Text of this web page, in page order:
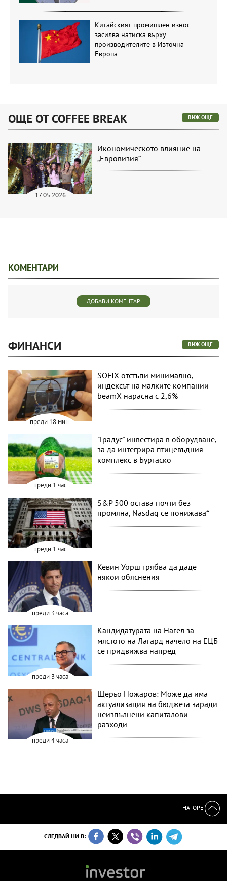
Китайският промишлен износ
засилва натиска върху
производителите в Източна
Европа
ОЩЕ ОТ COFFEE BREAK ВИЖ ОЩЕ
17.05.2026
Икономическото влияние на
„Евровизия“
КОМЕНТАРИ
ДОБАВИ КОМЕНТАР
ФИНАНСИ ВИЖ ОЩЕ
преди 18 мин.
SOFIX отстъпи минимално,
индексът на малките компании
beamX нарасна с 2,6%
преди 1 час
"Градус" инвестира в оборудване,
за да интегрира птицевъдния
комплекс в Бургаско
преди 1 час
S&P 500 остава почти без
промяна, Nasdaq се понижава*
преди 3 часа
Кевин Уорш трябва да даде
някои обяснения
преди 3 часа
Кандидатурата на Нагел за
мястото на Лагард начело на ЕЦБ
се придвижва напред
преди 4 часа
Щерьо Ножаров: Може да има
актуализация на бюджета заради
неизпълнени капиталови
разходи
НАГОРЕ
СЛЕДВАЙ НИ В: